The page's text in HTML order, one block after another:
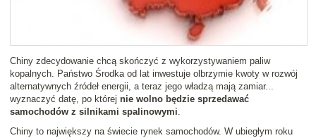
Chiny zdecydowanie chcą skończyć z wykorzystywaniem paliw
kopalnych. Państwo Środka od lat inwestuje olbrzymie kwoty w rozwój
alternatywnych źródeł energii, a teraz jego władzą mają zamiar...
wyznaczyć datę, po której nie wolno będzie sprzedawać
samochodów z silnikami spalinowymi.
Chiny to największy na świecie rynek samochodów. W ubiegłym roku